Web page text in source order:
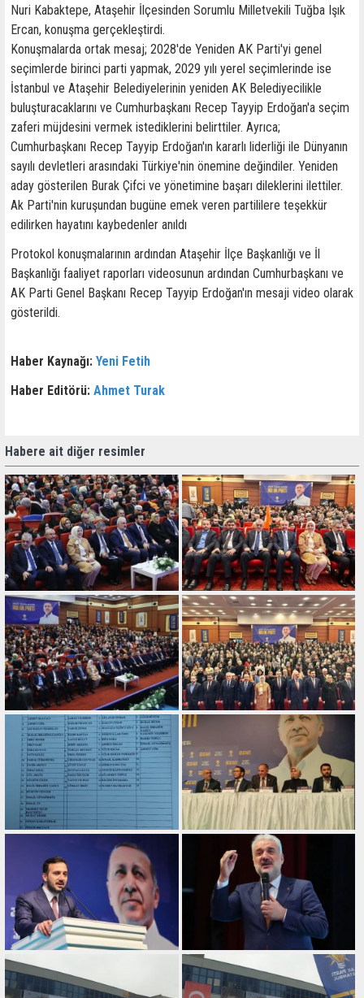
Nuri Kabaktepe, Ataşehir İlçesinden Sorumlu Milletvekili Tuğba Işık
Ercan, konuşma gerçekleştirdi.
Konuşmalarda ortak mesaj; 2028'de Yeniden AK Parti'yi genel
seçimlerde birinci parti yapmak, 2029 yılı yerel seçimlerinde ise
İstanbul ve Ataşehir Belediyelerinin yeniden AK Belediyecilikle
buluşturacaklarını ve Cumhurbaşkanı Recep Tayyip Erdoğan'a seçim
zaferi müjdesini vermek istediklerini belirttiler. Ayrıca;
Cumhurbaşkanı Recep Tayyip Erdoğan'ın kararlı liderliği ile Dünyanın
sayılı devletleri arasındaki Türkiye'nin önemine değindiler. Yeniden
aday gösterilen Burak Çifci ve yönetimine başarı dileklerini ilettiler.
Ak Parti'nin kuruşundan bugüne emek veren partililere teşekkür
edilirken hayatını kaybedenler anıldı
Protokol konuşmalarının ardından Ataşehir İlçe Başkanlığı ve İl
Başkanlığı faaliyet raporları videosunun ardından Cumhurbaşkanı ve
AK Parti Genel Başkanı Recep Tayyip Erdoğan'ın mesaji video olarak
gösterildi.
Haber Kaynağı: Yeni Fetih
Haber Editörü: Ahmet Turak
Habere ait diğer resimler